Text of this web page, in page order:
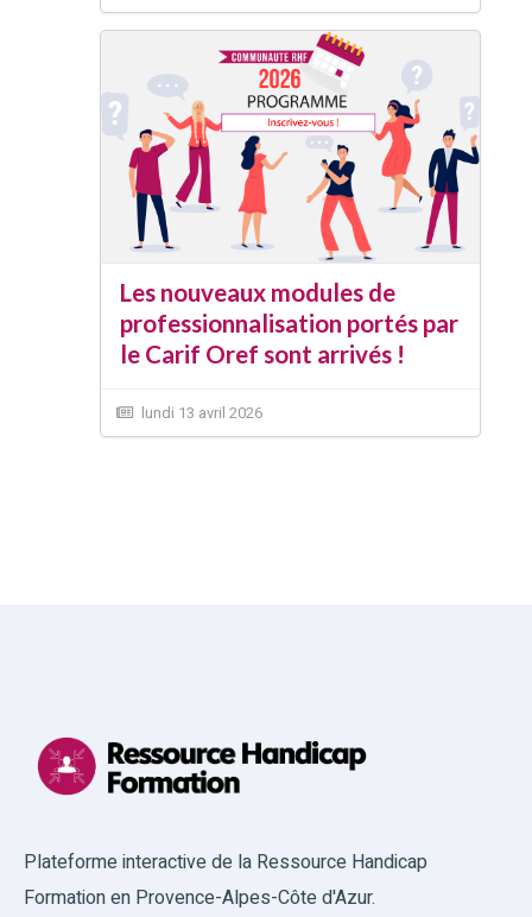
Les nouveaux modules de
professionnalisation portés par
le Carif Oref sont arrivés !
lundi 13 avril 2026
Plateforme interactive de la Ressource Handicap
Formation en Provence-Alpes-Côte d'Azur.